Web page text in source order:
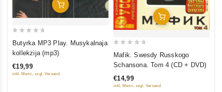
In Den Warenkorb
out
5
Butyrka MP3 Play. Musykalnaja
kollekzija (mp3)
€19,99
inkl. Mwst., zzgl. Versand
In Den Warenkorb
5
Mafik. Swesdy Russkogo
Schansona. Tom 4 (CD + DVD)
€14,99
inkl. Mwst., zzgl. Versand